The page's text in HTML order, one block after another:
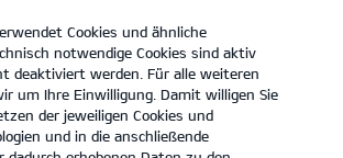
KONTAKT
Cookies und ähnliche
notwendige Cookies sind aktiv
deaktiviert werden. Für alle weiteren
um Ihre Einwilligung. Damit willigen Sie
der jeweiligen Cookies und
und in die anschließende